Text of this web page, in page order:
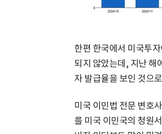
한편 한국에서 미국투
되지 않았는데, 지난 해
자 발급율을 보인 것으
미국 이민법 전문 변호
를 미국 이민국의 청원